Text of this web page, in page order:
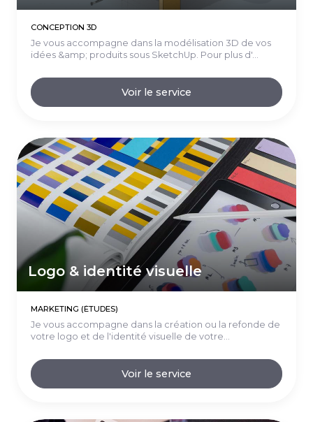
CONCEPTION 3D
Je vous accompagne dans la modélisation 3D de vos
idées &amp; produits sous SketchUp. Pour plus d'...
Voir le service
Logo & identité visuelle
MARKETING (ÉTUDES)
Je vous accompagne dans la création ou la refonde de
votre logo et de l'identité visuelle de votre...
Voir le service